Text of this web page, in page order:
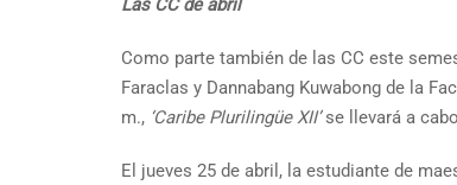
Las CC de abril
Como parte también de las CC este
Faraclas y Dannabang Kuwabong de la
m., ‘Caribe Plurilingüe XII’se llevará a
El jueves 25 de abril, la estudiante de